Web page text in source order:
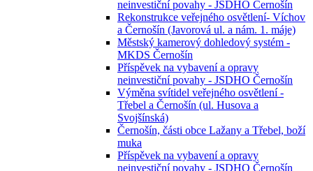
neinvestiční povahy - JSDHO Černošín
Rekonstrukce veřejného osvětlení- Víchov
a Černošín (Javorová ul. a nám. 1. máje)
Městský kamerový dohledový systém -
MKDS Černošín
Příspěvek na vybavení a opravy
neinvestiční povahy - JSDHO Černošín
Výměna svítidel veřejného osvětlení -
Třebel a Černošín (ul. Husova a
Svojšínská)
Černošín, části obce Lažany a Třebel, boží
muka
Příspěvek na vybavení a opravy
neinvestiční povahy - JSDHO Černošín